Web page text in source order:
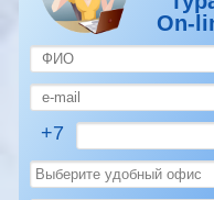
On-
+7